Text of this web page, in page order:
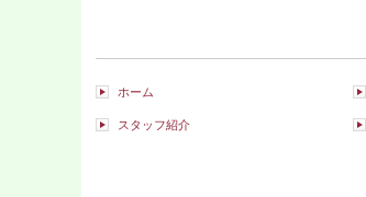
ホーム
スタッフ紹介